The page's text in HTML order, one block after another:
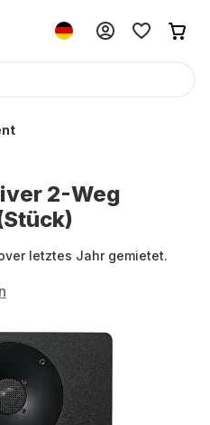
2-Weg
letztes Jahr gemietet.